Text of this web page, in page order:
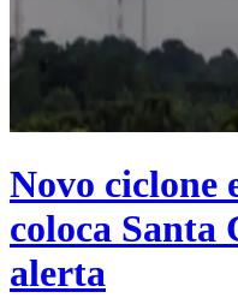
Novo ciclone
coloca Santa
alerta